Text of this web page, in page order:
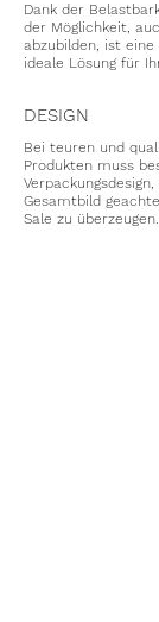
Dank der
der Möglichkeit,
abzubilden, ist
ideale Lösung für
DESIGN
Bei teuren und
Produkten muss
Gesamtbild
Sale zu überzeugen.